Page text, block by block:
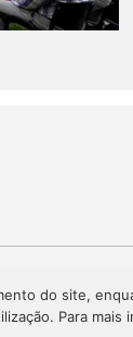
do site,
Para